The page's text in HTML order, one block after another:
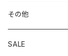
その他
SALE